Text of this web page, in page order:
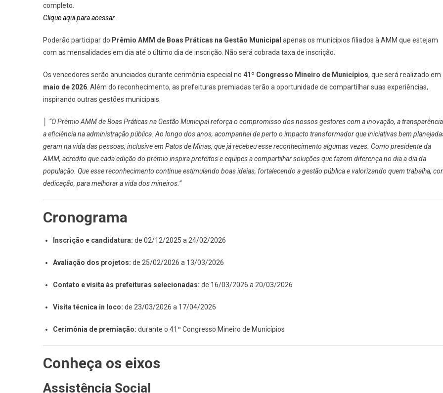
completo.
Clique aqui para acessar.
Poderão participar do Prêmio AMM de Boas Práticas na Gestão Municipal apenas os municípios filiados à AMM que estejam
com as mensalidades em dia até o último dia de inscrição. Não será cobrada taxa de inscrição.
Os vencedores serão anunciados durante cerimônia especial no 41º Congresso Mineiro de Municípios, que será realizado em
maio de 2026. Além do reconhecimento, as prefeituras premiadas terão a oportunidade de compartilhar suas experiências,
inspirando outras gestões municipais.
“O Prêmio AMM de Boas Práticas na Gestão Municipal reforça o compromisso dos nossos gestores com a inovação, a
a eficiência na administração pública. Ao longo dos anos, acompanhei de perto o impacto transformador que iniciativas bem
geram na vida das pessoas, inclusive em Patos de Minas, que já recebeu esse reconhecimento algumas vezes. Como presidente da
AMM, acredito que cada edição do prêmio inspira prefeitos e equipes a compartilhar soluções que fazem diferença no dia a dia da
população. Que esse reconhecimento continue estimulando boas ideias, fortalecendo a gestão pública e valorizando quem trabalha,
dedicação, para melhorar a vida dos mineiros.”
Cronograma
Inscrição e candidatura: de 02/12/2025 a 24/02/2026
Avaliação dos projetos: de 25/02/2026 a 13/03/2026
Contato e visita às prefeituras selecionadas: de 16/03/2026 a 20/03/2026
Visita técnica in loco: de 23/03/2026 a 17/04/2026
Cerimônia de premiação: durante o 41º Congresso Mineiro de Municípios
Conheça os eixos
Assistência Social